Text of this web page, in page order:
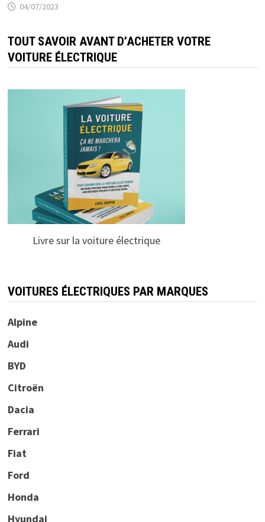
04/07/2023
TOUT SAVOIR AVANT D’ACHETER VOTRE
VOITURE ÉLECTRIQUE
Livre sur la voiture électrique
VOITURES ÉLECTRIQUES PAR MARQUES
Alpine
Audi
BYD
Citroën
Dacia
Ferrari
Fiat
Ford
Honda
Hyundai